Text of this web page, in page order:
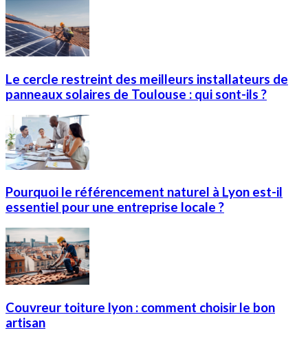
Le cercle restreint des meilleurs installateurs de
panneaux solaires de Toulouse : qui sont-ils ?
Pourquoi le référencement naturel à Lyon est-il
essentiel pour une entreprise locale ?
Couvreur toiture lyon : comment choisir le bon
artisan